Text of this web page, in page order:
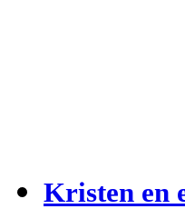
Kristen en